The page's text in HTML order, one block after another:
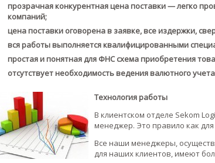
прозрачная конкурентная цена поставки — легко
компаний;
цена поставки оговорена в заявке, все издержки,
вся работы выполняется квалифицированными
простая и понятная для ФНС схема приобретения
отсутствует необходимость ведения валютного
Технология работы
В клиентском отделе Sekom
менеджер. Это правило как
Все наши менеджеры,
для наших клиентов, имеют